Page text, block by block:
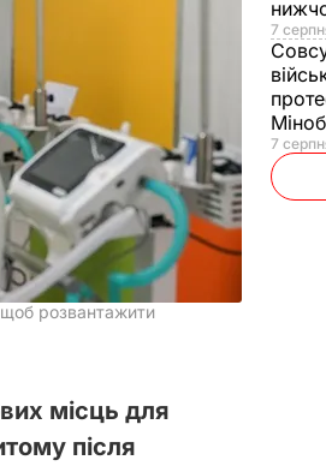
щоб розвантажити
місць для
після
7
7